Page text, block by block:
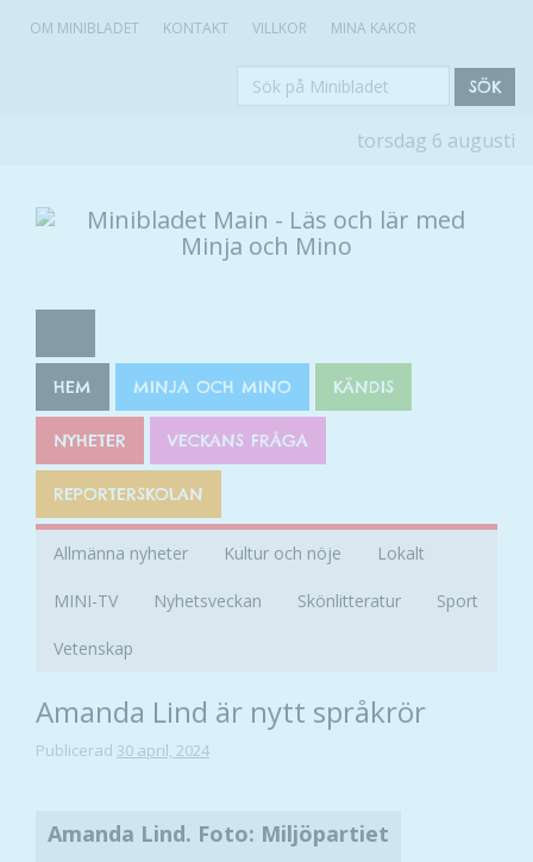
OM MINIBLADET KONTAKT VILLKOR MINA KAKOR
Sök
SÖK
torsdag 6 augusti
HEM MINJA OCH MINO KÄNDIS
NYHETER VECKANS FRÅGA
REPORTERSKOLAN
Allmänna nyheter Kultur och nöje Lokalt
MINI-TV Nyhetsveckan Skönlitteratur Sport
Vetenskap
Amanda Lind är nytt språkrör
Publicerad 30 april, 2024
Amanda Lind. Foto: Miljöpartiet